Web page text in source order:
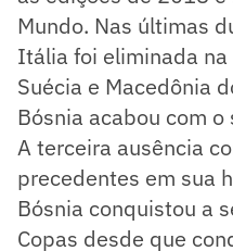
Mundo. Nas últimas
Itália foi eliminada
Suécia e Macedônia
Bósnia acabou com
A terceira ausência
precedentes em sua
Bósnia conquistou a
Copas desde que